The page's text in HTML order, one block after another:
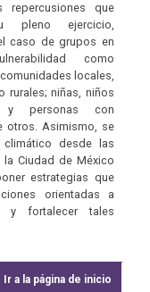
que
pleno ejercicio,
caso de grupos en
como
locales,
rurales; niñas, niños
y personas con
otros. Asimismo, se
desde las
Ciudad de México
estrategias que
orientadas a
y fortalecer tales
Ir a la página de inicio